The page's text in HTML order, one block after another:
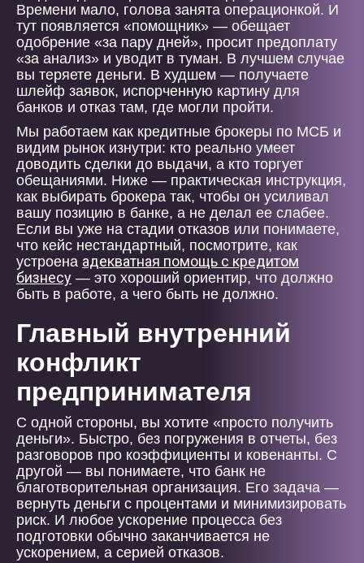
Времени мало, голова занята операционкой. И
тут появляется «помощник» — обещает
одобрение «за пару дней», просит предоплату
«за анализ» и уводит в туман. В лучшем случае
вы теряете деньги. В худшем — получаете
шлейф заявок, испорченную картину для
банков и отказ там, где могли пройти.
Мы работаем как кредитные брокеры по МСБ и
видим рынок изнутри: кто реально умеет
доводить сделки до выдачи, а кто торгует
обещаниями. Ниже — практическая инструкция,
как выбирать брокера так, чтобы он усиливал
вашу позицию в банке, а не делал ее слабее.
Если вы уже на стадии отказов или понимаете,
что кейс нестандартный, посмотрите, как
устроена адекватная помощь с кредитом
бизнесу — это хороший ориентир, что должно
быть в работе, а чего быть не должно.
Главный внутренний
конфликт
предпринимателя
С одной стороны, вы хотите «просто получить
деньги». Быстро, без погружения в отчеты, без
разговоров про коэффициенты и ковенанты. С
другой — вы понимаете, что банк не
благотворительная организация. Его задача —
вернуть деньги с процентами и минимизировать
риск. И любое ускорение процесса без
подготовки обычно заканчивается не
ускорением, а серией отказов.